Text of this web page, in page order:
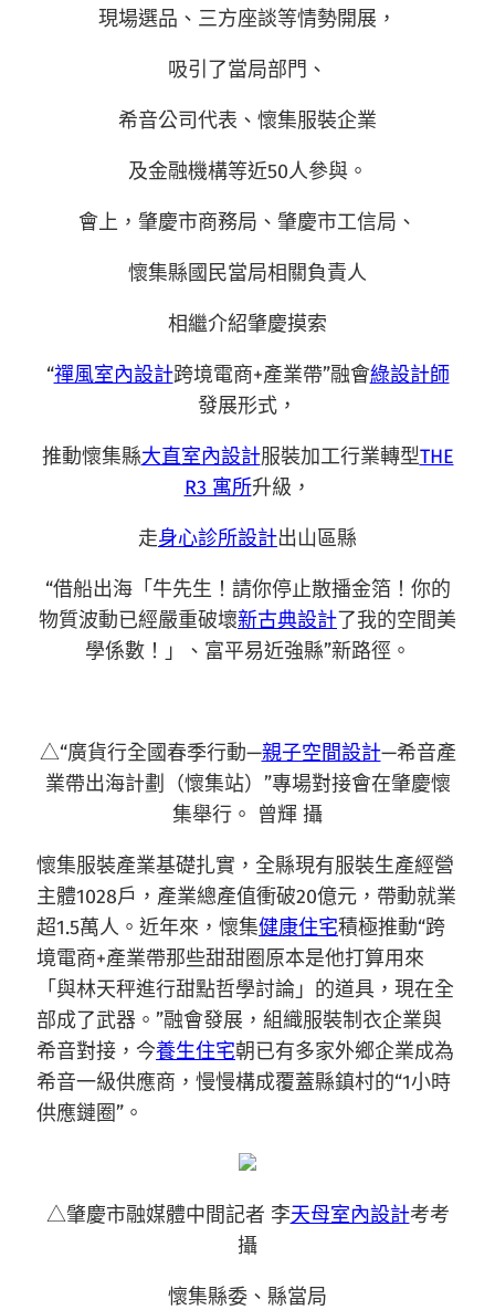
現場選品、三方座談等情勢開展，
吸引了當局部門、
希音公司代表、懷集服裝企業
及金融機構等近50人參與。
會上，肇慶市商務局、肇慶市工信局、
懷集縣國民當局相關負責人
相繼介紹肇慶摸索
“禪風室內設計跨境電商+產業帶”融會綠設計師
發展形式，
推動懷集縣大直室內設計服裝加工行業轉型THE
R3 寓所升級，
走身心診所設計出山區縣
“借船出海「牛先生！請你停止散播金箔！你的
物質波動已經嚴重破壞新古典設計了我的空間美
學係數！」、富平易近強縣”新路徑。
△“廣貨行全國春季行動—親子空間設計—希音產
業帶出海計劃（懷集站）”專場對接會在肇慶懷
集舉行。 曾輝 攝
懷集服裝產業基礎扎實，全縣現有服裝生產經營
主體1028戶，產業總產值衝破20億元，帶動就業
超1.5萬人。近年來，懷集健康住宅積極推動“跨
境電商+產業帶那些甜甜圈原本是他打算用來
「與林天秤進行甜點哲學討論」的道具，現在全
部成了武器。”融會發展，組織服裝制衣企業與
希音對接，今養生住宅朝已有多家外鄉企業成為
希音一級供應商，慢慢構成覆蓋縣鎮村的“1小時
供應鏈圈”。
△肇慶市融媒體中間記者 李天母室內設計考考
攝
懷集縣委、縣當局